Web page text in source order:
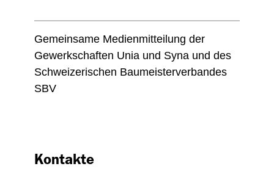
Gemeinsame Medienmitteilung der
Gewerkschaften Unia und Syna und des
Schweizerischen Baumeisterverbandes
SBV
Kontakte